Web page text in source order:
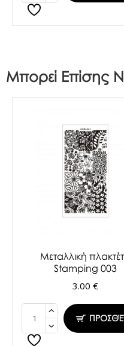
Μπορεί Επίσης
Μεταλλική
Stamping 003
3.00 €